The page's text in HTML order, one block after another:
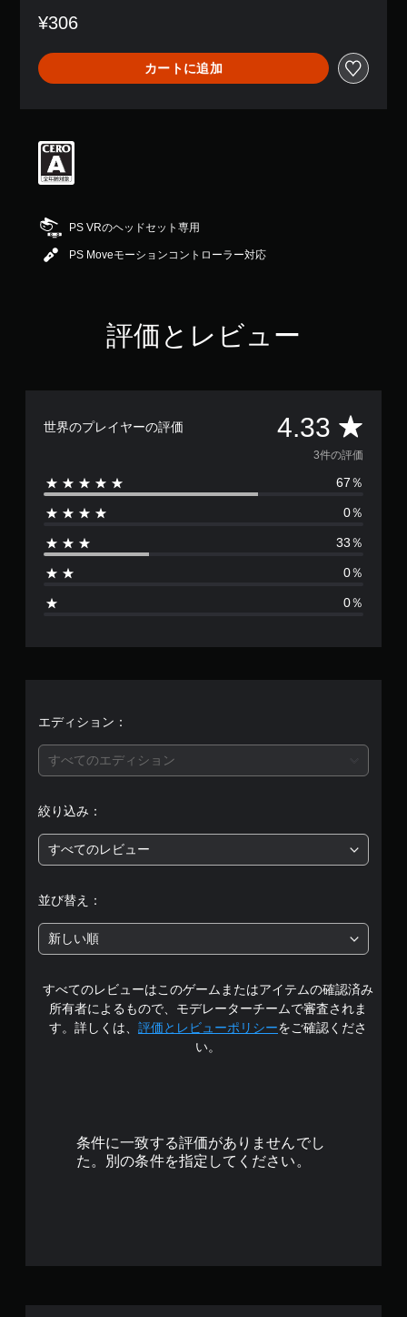
は
、
平
均
5
段
階
の
¥306
カートに追加
PS VRのヘッドセット専用
PS Moveモーションコントローラー対応
評価とレビュー
世界のプレイヤーの評価 4.33 評
価
数
は
、
段
階
の
4
.
3
3件の評価
67％
0％
33％
0％
0％
エディション：
すべてのエディション
絞り込み：
すべてのレビュー
並び替え：
新しい順
すべてのレビューはこのゲームまたはアイテムの確認済み
所有者によるもので、モデレーターチームで審査されま
す。詳しくは、 評価とレビューポリシーをご確認くださ
い。
条件に一致する評価がありませんでし
た。別の条件を指定してください。